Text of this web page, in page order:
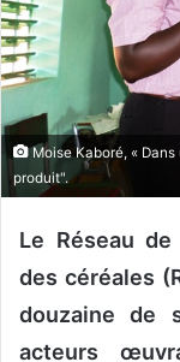
o
u
i
Moise Kaboré, «
produit".
Le Réseau
des céréales
douzaine de
acteurs